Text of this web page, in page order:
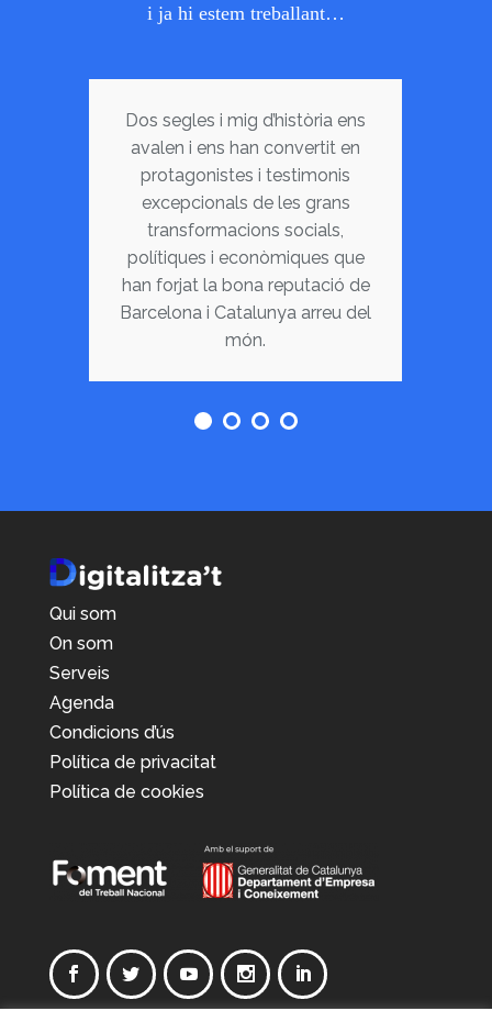
i ja hi estem treballant…
Dos segles i mig d’història ens
avalen i ens han convertit en
protagonistes i testimonis
excepcionals de les grans
transformacions socials,
polítiques i econòmiques que
han forjat la bona reputació de
Barcelona i Catalunya arreu del
món.
Qui som
On som
Serveis
Agenda
Condicions d’ús
Política de privacitat
Política de cookies